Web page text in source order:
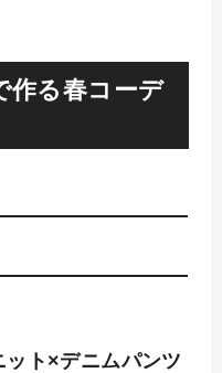
作る春コーデ
ト×デニムパンツ